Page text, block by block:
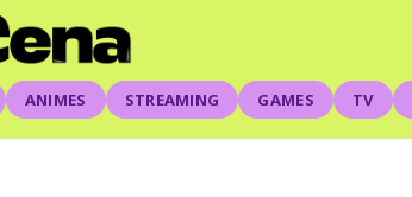
ANIMES STREAMING GAMES TV